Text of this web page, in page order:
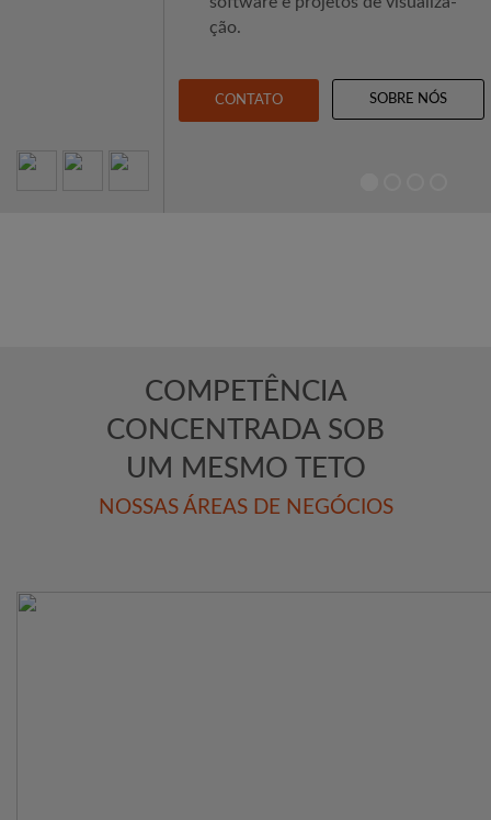
ção.
CONTATO SOBRE NÓS
COMPETÊNCIA
CONCENTRADA SOB
UM MESMO TETO
NOSSAS ÁREAS DE NEGÓCIOS